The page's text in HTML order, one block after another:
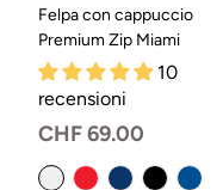
Felpa con cappuccio
Premium Zip Miami
10
recensioni
Prezzo
normale
CHF 69.00